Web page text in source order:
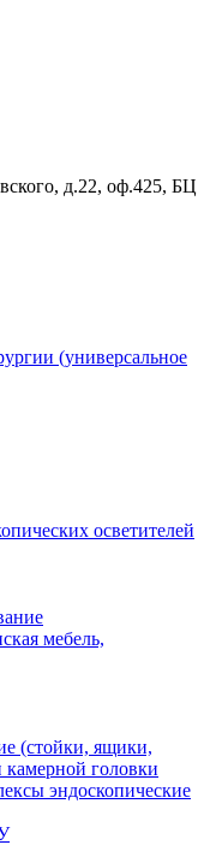
д.22, оф.425, БЦ
(универсальное
осветителей
мебель,
(стойки, ящики,
камерной головки
эндоскопические